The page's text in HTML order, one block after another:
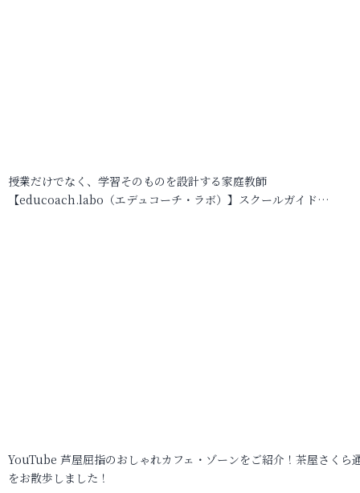
授業だけでなく、学習そのものを設計する家庭教師
【educoach.labo（エデュコーチ・ラボ）】スクールガイド…
YouTube 芦屋屈指のおしゃれカフェ・ゾーンをご紹介！茶屋さくら
をお散歩しました！